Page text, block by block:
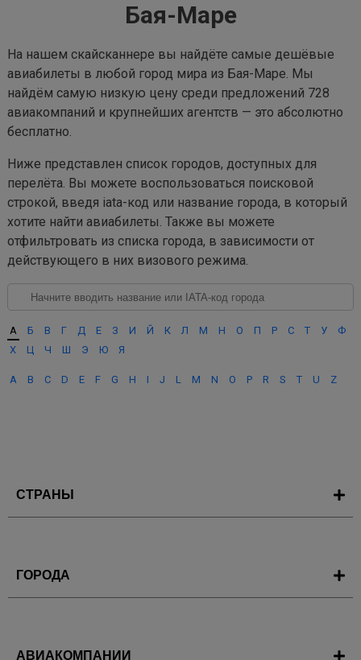
Бая-Маре
На нашем скайсканнере вы найдёте самые дешёвые
авиабилеты в любой город мира из Бая-Маре. Мы
найдём самую низкую цену среди предложений 728
авиакомпаний и крупнейших агентств — это абсолютно
бесплатно.
Ниже представлен список городов, доступных для
перелёта. Вы можете воспользоваться поисковой
строкой, введя iata-код или название города, в который
хотите найти авиабилеты. Также вы можете
отфильтровать из списка города, в зависимости от
действующего в них визового режима.
А Б В Г Д Е З И Й К Л М Н О П Р С Т У
Ф
Х
Ц Ч Ш Э Ю Я
A B C D E F G H I J L M N O P R S T U Z
СТРАНЫ
ГОРОДА
АВИАКОМПАНИИ